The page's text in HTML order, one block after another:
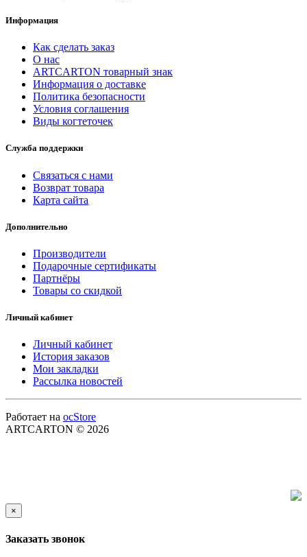
Информация
Как сделать заказ
О нас
ARTCARTON товарный знак
Информация о доставке
Политика безопасности
Условия соглашения
Виды когтеточек
Служба поддержки
Связаться с нами
Возврат товара
Карта сайта
Дополнительно
Производители
Подарочные сертификаты
Партнёры
Товары со скидкой
Личный кабинет
Личный кабинет
История заказов
Мои закладки
Рассылка новостей
Работает на ocStore
ARTCARTON © 2026
×
Заказать звонок